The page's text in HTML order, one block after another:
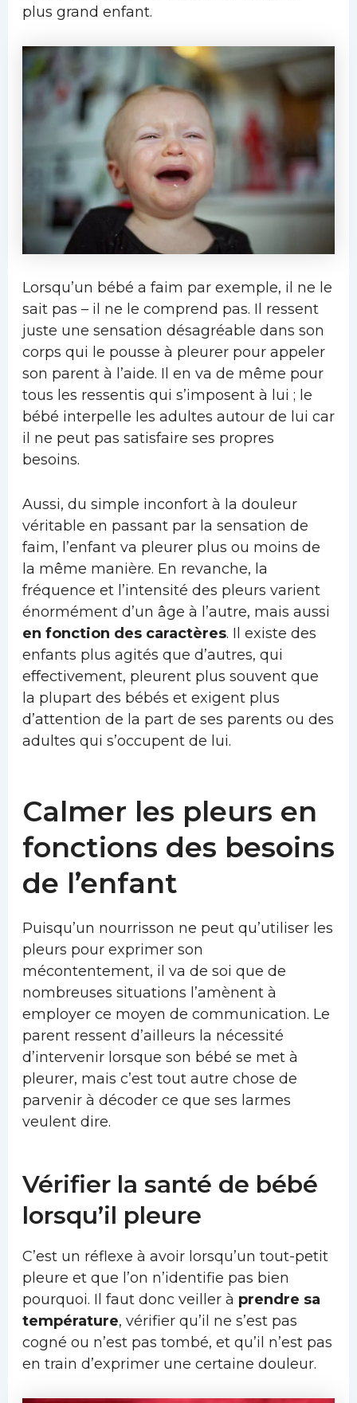
plus grand enfant.
Lorsqu’un bébé a faim par exemple, il ne le
sait pas – il ne le comprend pas. Il ressent
juste une sensation désagréable dans son
corps qui le pousse à pleurer pour appeler
son parent à l’aide. Il en va de même pour
tous les ressentis qui s’imposent à lui ; le
bébé interpelle les adultes autour de lui car
il ne peut pas satisfaire ses propres
besoins.
Aussi, du simple inconfort à la douleur
véritable en passant par la sensation de
faim, l’enfant va pleurer plus ou moins de
la même manière. En revanche, la
fréquence et l’intensité des pleurs varient
énormément d’un âge à l’autre, mais aussi
en fonction des caractères. Il existe des
enfants plus agités que d’autres, qui
effectivement, pleurent plus souvent que
la plupart des bébés et exigent plus
d’attention de la part de ses parents ou des
adultes qui s’occupent de lui.
Calmer les pleurs en
fonctions des besoins
de l’enfant
Puisqu’un nourrisson ne peut qu’utiliser les
pleurs pour exprimer son
mécontentement, il va de soi que de
nombreuses situations l’amènent à
employer ce moyen de communication. Le
parent ressent d’ailleurs la nécessité
d’intervenir lorsque son bébé se met à
pleurer, mais c’est tout autre chose de
parvenir à décoder ce que ses larmes
veulent dire.
Vérifier la santé de bébé
lorsqu’il pleure
C’est un réflexe à avoir lorsqu’un tout-petit
pleure et que l’on n’identifie pas bien
pourquoi. Il faut donc veiller à prendre sa
température, vérifier qu’il ne s’est pas
cogné ou n’est pas tombé, et qu’il n’est pas
en train d’exprimer une certaine douleur.